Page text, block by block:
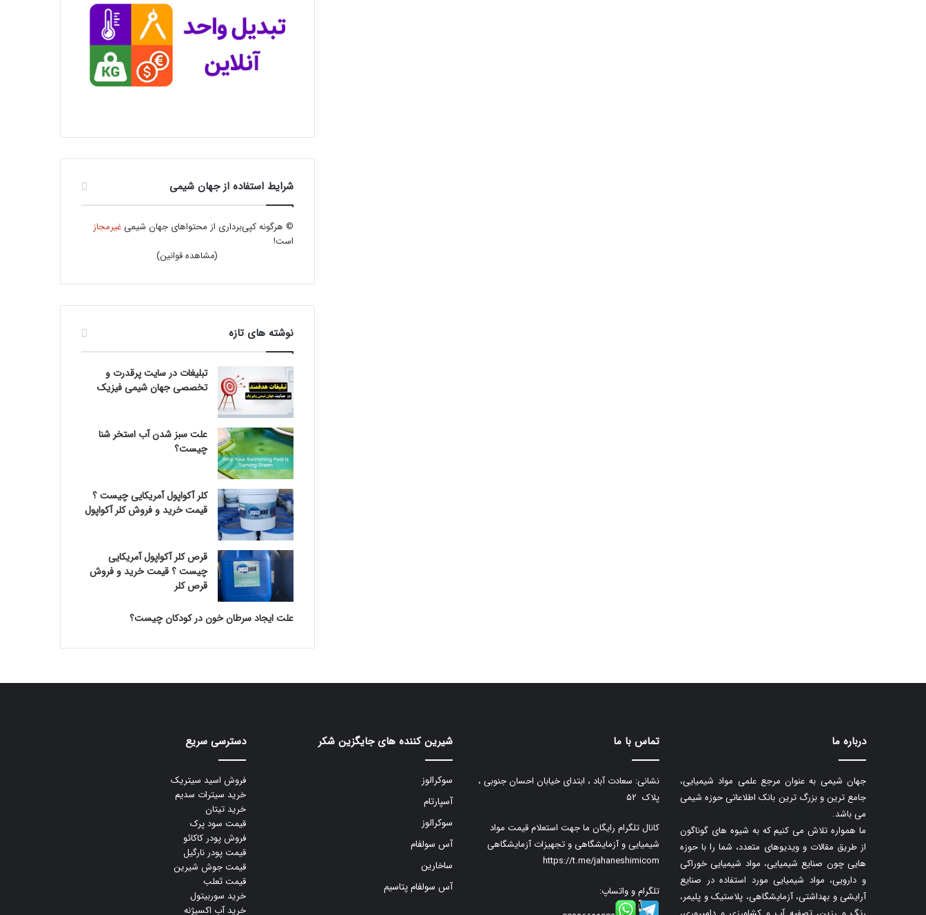
شرایط استفاده از جهان شیمی
© هرگونه کپی‌برداری از محتواهای جهان شیمیغیرمجاز
است!
(مشاهده قوانین)
نوشته های تازه
تبلیغات در سایت پرقدرت و
تخصصی جهان شیمی فیزیک
علت سبز شدن آب استخر شنا
چیست؟
کلر آکواپول آمریکایی چیست ؟
قیمت خرید و فروش کلر آکواپول
قرص کلر آکواپول آمریکایی
چیست ؟ قیمت خرید و فروش
قرص کلر
علت ایجاد سرطان خون در کودکان چیست؟
درباره ما
جهان شیمی به عنوان مرجع علمی مواد شیمیایی،
جامع ترین و بزرگ ترین بانک اطلاعاتی حوزه شیمی
می باشد.
ما همواره تلاش می کنیم که به شیوه های گوناگون
از طریق مقالات و ویدیوهای متعدد، شما را با حوزه
هایی چون صنایع شیمیایی، مواد شیمیایی خوراکی
و دارویی، مواد شیمیایی مورد استفاده در صنایع
آرایشی و بهداشتی، آزمایشگاهی، پلاستیک و پلیمر،
تماس با ما
نشانی: سعادت آباد ، ابتدای خیابان احسان جنوبی ،
پلاک ۵۲
کانال تلگرام رایگان ما جهت استعلام قیمت مواد
شیمیایی و آزمایشگاهی و تجهیزات آزمایشگاهی
https://t.me/jahaneshimicom
تلگرام و واتساپ:
شیرین کننده های جایگزین شکر
سوکرالوز
آسپارتام
سوکرالوز
آس سولفام
ساخارین
آس سولفام پتاسیم
دسترسی سریع
فروش اسید سیتریک
خرید سیترات سدیم
خرید تیتان
قیمت سود پرک
فروش پودر کاکائو
قیمت پودر نارگیل
قیمت جوش شیرین
قیمت ثعلب
خرید سوربیتول
خرید آب اکسیژنه